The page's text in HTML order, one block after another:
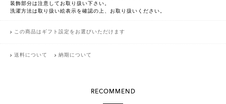
装飾部分は注意してお取り扱い下さい。
洗濯方法は取り扱い絵表示を確認の上、お取り扱いください。
この商品はギフト設定をお選びいただけます
送料について 納期について
RECOMMEND